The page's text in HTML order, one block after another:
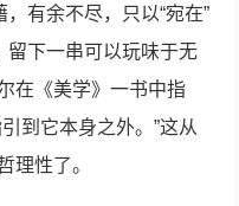
有余不尽，只以“宛在”
下一串可以玩味于无
在《美学》一书中指
到它本身之外。”这从
理性了。